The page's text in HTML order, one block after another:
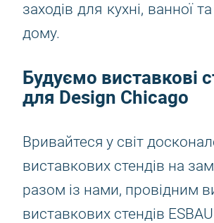
заходів для кухні, ванної
дому.
Будуємо виставкові
для Design Chicago
Вривайтеся у світ
виставкових стендів на
разом із нами, провідним
виставкових стендів